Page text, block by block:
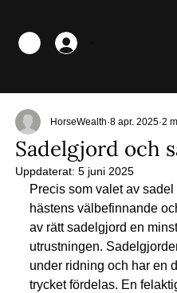
Sadelgjord och
HorseWealth 8 apr. 2025 2
Uppdaterat: 5 juni 2025
Precis som valet av
hästens välbefinnande
av rätt sadelgjord en
utrustningen.
under ridning och har en
trycket fördelas. En